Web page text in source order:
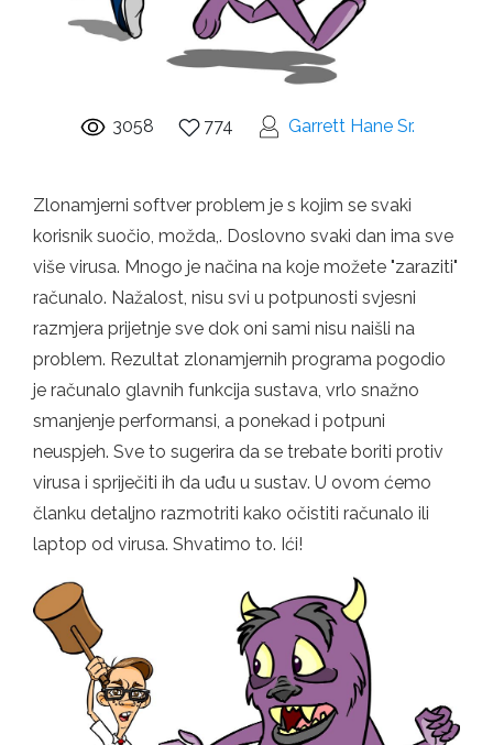
3058 774 Garrett Hane Sr.
Zlonamjerni softver problem je s kojim se svaki
korisnik suočio, možda,. Doslovno svaki dan ima sve
više virusa. Mnogo je načina na koje možete "zaraziti"
računalo. Nažalost, nisu svi u potpunosti svjesni
razmjera prijetnje sve dok oni sami nisu naišli na
problem. Rezultat zlonamjernih programa pogodio
je računalo glavnih funkcija sustava, vrlo snažno
smanjenje performansi, a ponekad i potpuni
neuspjeh. Sve to sugerira da se trebate boriti protiv
virusa i spriječiti ih da uđu u sustav. U ovom ćemo
članku detaljno razmotriti kako očistiti računalo ili
laptop od virusa. Shvatimo to. Ići!